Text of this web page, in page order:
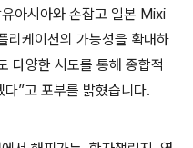
아시아와 손잡고 일본 Mixi
리케이션의 가능성을 확대하
다양한 시도를 통해 종합적
다”고 포부를 밝혔습니 다.